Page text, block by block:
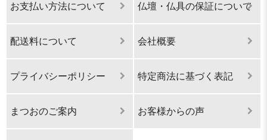
お支払い方法について 仏壇・仏具の保証について
配送料について 会社概要
プライバシーポリシー 特定商法に基づく表記
まつおのご案内 お客様からの声